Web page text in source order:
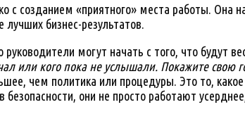
с созданием «приятного» места работы.
бизнес-результатов.
могут начать с того, что будут
или кого пока не услышали. Покажите свою
чем политика или процедуры. Это то,
они не просто работают